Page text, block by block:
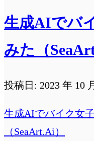
ー
そ
②
生成AIでバ
みた（
投稿日: 2023 年 10
生成AIでバイク女
（SeaArt.Ai）